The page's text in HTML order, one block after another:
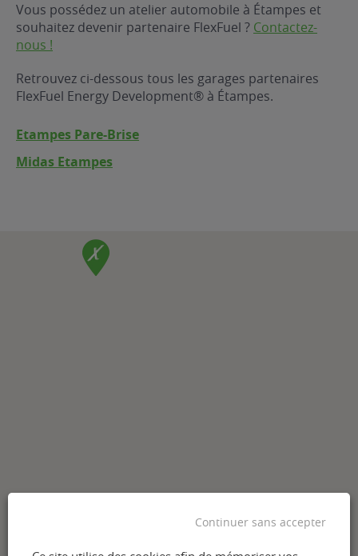
?
Vous possédez un atelier automobile à Étampes et
souhaitez devenir partenaire FlexFuel ? Contactez-
nous !
Retrouvez ci-dessous tous les garages partenaires
FlexFuel Energy Development® à Étampes.
Etampes Pare-Brise
Midas Etampes
Continuer sans accepter